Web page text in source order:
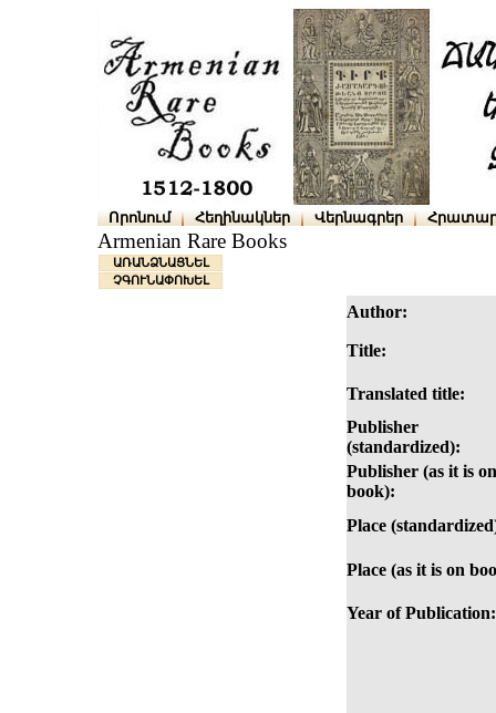
Որոնում Հեղինակներ Վերնագրեր
Armenian Rare Books
ԱՌԱՆՁՆԱՑՆԵԼ
ՉԳՈՒՆԱՓՈԽԵԼ
Author:
Title:
Translated title:
Publisher
(standardized):
Publisher (as it is on
book):
Place
Place (as it is on
Year of Publication: